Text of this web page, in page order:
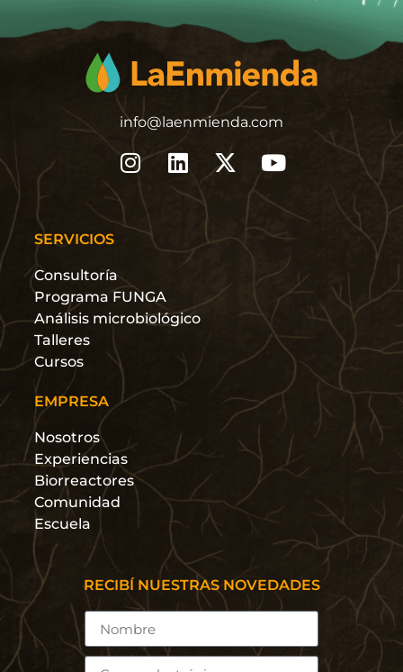
info@laenmienda.com
SERVICIOS
Consultoría
Programa FUNGA
Análisis microbiológico
Talleres
Cursos
EMPRESA
Nosotros
Experiencias
Biorreactores
Comunidad
Escuela
RECIBÍ NUESTRAS NOVEDADES